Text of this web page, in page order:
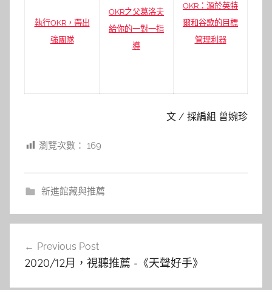
執行OKR，帶出
強團隊
OKR之父葛洛夫
給你的一對一指
導
OKR：源於英特
爾和谷歌的目標
管理利器
文 / 採編組 曾婉珍
瀏覽次數： 169
新進館藏與推薦
Previous Post
2020/12月，視聽推薦 -《天聲好手》